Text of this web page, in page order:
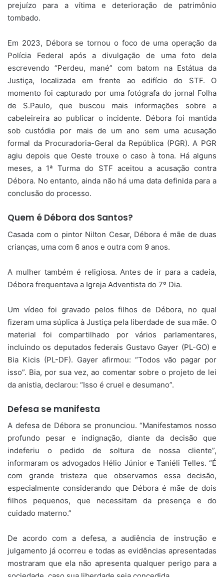
prejuízo para a vítima e deterioração de patrimônio
tombado.
Em 2023, Débora se tornou o foco de uma operação da
Polícia Federal após a divulgação de uma foto dela
escrevendo “Perdeu, mané” com batom na Estátua da
Justiça, localizada em frente ao edifício do STF. O
momento foi capturado por uma fotógrafa do jornal Folha
de S.Paulo, que buscou mais informações sobre a
cabeleireira ao publicar o incidente. Débora foi mantida
sob custódia por mais de um ano sem uma acusação
formal da Procuradoria-Geral da República (PGR). A PGR
agiu depois que Oeste trouxe o caso à tona. Há alguns
meses, a 1ª Turma do STF aceitou a acusação contra
Débora. No entanto, ainda não há uma data definida para a
conclusão do processo.
Quem é Débora dos Santos?
Casada com o pintor Nilton Cesar, Débora é mãe de duas
crianças, uma com 6 anos e outra com 9 anos.
A mulher também é religiosa. Antes de ir para a cadeia,
Débora frequentava a Igreja Adventista do 7º Dia.
Um vídeo foi gravado pelos filhos de Débora, no qual
fizeram uma súplica à Justiça pela liberdade de sua mãe. O
material foi compartilhado por vários parlamentares,
incluindo os deputados federais Gustavo Gayer (PL-GO) e
Bia Kicis (PL-DF). Gayer afirmou: “Todos vão pagar por
isso”. Bia, por sua vez, ao comentar sobre o projeto de lei
da anistia, declarou: “Isso é cruel e desumano”.
Defesa se manifesta
A defesa de Débora se pronunciou. “Manifestamos nosso
profundo pesar e indignação, diante da decisão que
indeferiu o pedido de soltura de nossa cliente”,
informaram os advogados Hélio Júnior e Taniéli Telles. “É
com grande tristeza que observamos essa decisão,
especialmente considerando que Débora é mãe de dois
filhos pequenos, que necessitam da presença e do
cuidado materno.”
De acordo com a defesa, a audiência de instrução e
julgamento já ocorreu e todas as evidências apresentadas
mostraram que ela não apresenta qualquer perigo para a